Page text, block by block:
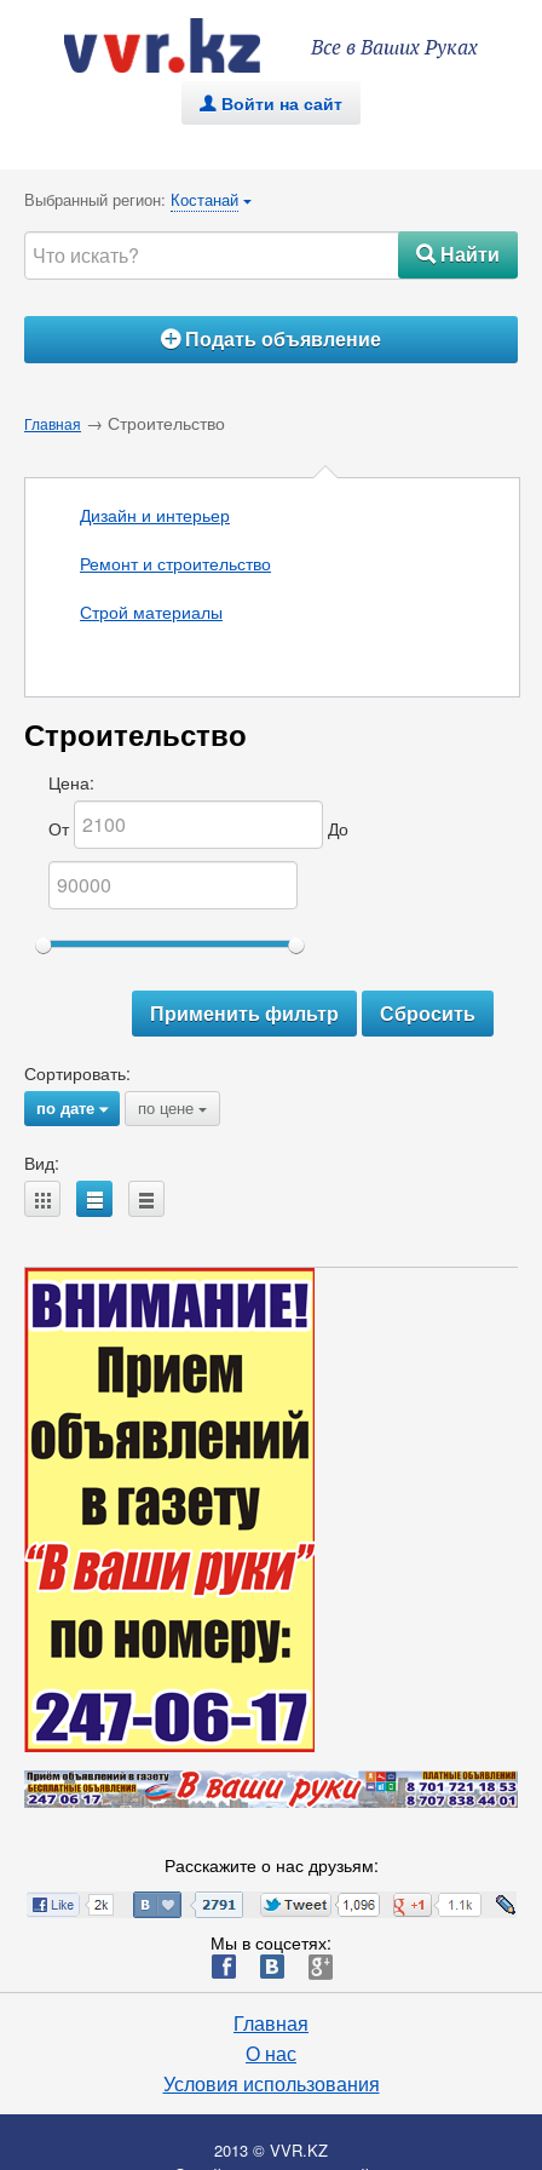
Все в Ваших Руках
. Войти на сайт
Выбранный регион: Костанай {
#Найти
ÁПодать объявление
Главная → Строительство
Дизайн и интерьер
Ремонт и строительство
Строй материалы
Строительство
Цена:
От
До
Сортировать:
по дате{ по цене {
Вид:
A B C
Расскажите о нас друзьям:
Мы в соцсетях:
ä æ è
Главная
О нас
Условия использования
2013 © VVR.KZ